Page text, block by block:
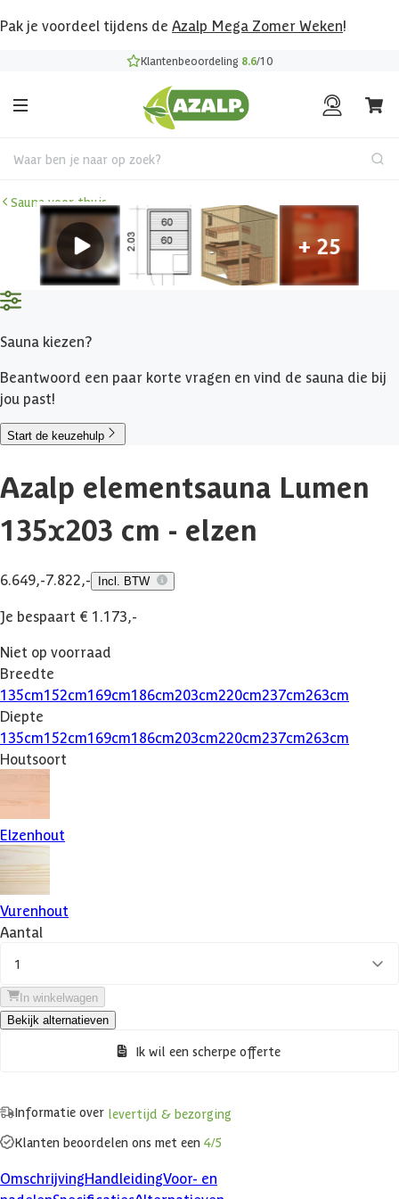
Pak je voordeel tijdens de Azalp Mega Zomer Weken!
Klantenbeoordeling 8.6/10
Waar ben je naar op zoek?
Sauna voor thuis
Sauna kiezen?
Beantwoord een paar korte vragen en vind de sauna die bij
jou past!
Start de keuzehulp
Azalp elementsauna Lumen
135x203 cm - elzen
6.649,-7.822,- Incl. BTW
Je bespaart € 1.173,-
Niet op voorraad
Breedte
135cm152cm169cm186cm203cm220cm237cm263cm
Diepte
135cm152cm169cm186cm203cm220cm237cm263cm
Houtsoort
Elzenhout
Vurenhout
Aantal
1
In winkelwagen
Bekijk alternatieven
Ik wil een scherpe offerte
Informatie over levertijd & bezorging
Klanten beoordelen ons met een 4/5
OmschrijvingHandleidingVoor- en